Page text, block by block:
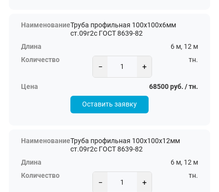
Труба профильная 100х100х6мм
ст.09г2с ГОСТ 8639-82
6 м, 12 м
− +
тн.
68500 руб. / тн.
Оставить заявку
Труба профильная 100х100х12мм
ст.09г2с ГОСТ 8639-82
6 м, 12 м
− +
тн.